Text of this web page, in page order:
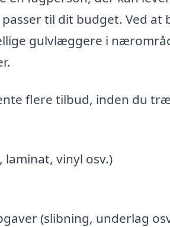
til dit budget. Ved at
gulvlæggere i
flere tilbud, inden du
vinyl osv.)
(slibning, underlag